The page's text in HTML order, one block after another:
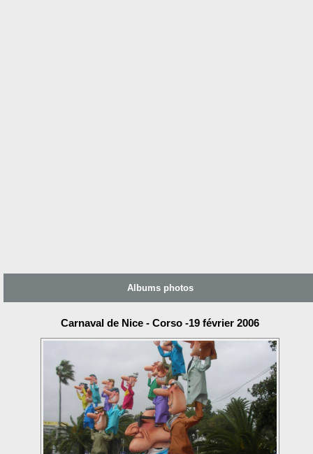
Albums photos
Carnaval de Nice - Corso -19 février 2006